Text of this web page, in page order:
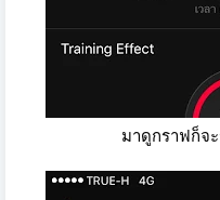
มาดูกราฟก็จะ